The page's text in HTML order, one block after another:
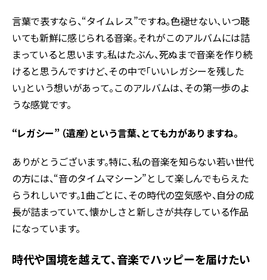
言葉で表すなら、“タイムレス”ですね。色褪せない、いつ聴
いても新鮮に感じられる音楽。それがこのアルバムには詰
まっていると思います。私はたぶん、死ぬまで音楽を作り続
けると思うんですけど、その中で「いいレガシーを残した
い」という想いがあって。このアルバムは、その第一歩のよ
うな感覚です。
――“レガシー” （遺産）という言葉、とても力がありますね。
ありがとうございます。特に、私の音楽を知らない若い世代
の方には、“音のタイムマシーン”として楽しんでもらえた
らうれしいです。1曲ごとに、その時代の空気感や、自分の成
長が詰まっていて、懐かしさと新しさが共存している作品
になっています。
時代や国境を越えて、音楽でハッピーを届けたい